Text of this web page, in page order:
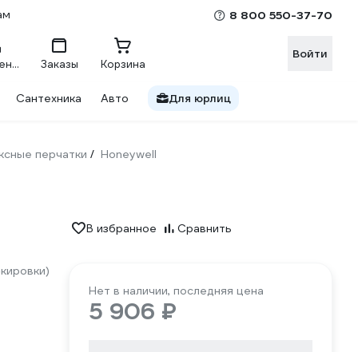
8 800 550-37-70
Сравнение Заказы Корзина
Войти
Сантехника Авто Для юрлиц
перчатки / Honeywell
В избранное Сравнить
Нет в наличии, последняя цена
5 906 ₽